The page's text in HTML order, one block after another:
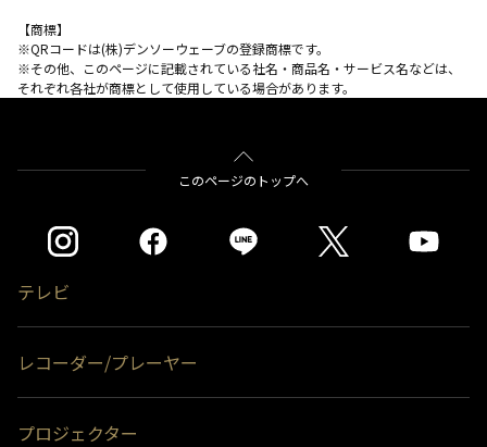
【商標】
※QRコードは(株)デンソーウェーブの登録商標です。
※その他、このページに記載されている社名・商品名・サービス名などは、
それぞれ各社が商標として使用している場合があります。
このページのトップへ
テレビ
レコーダー/プレーヤー
プロジェクター